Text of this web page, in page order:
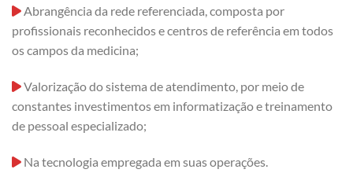
Abrangência da rede referenciada, composta por
profissionais reconhecidos e centros de referência em todos
os campos da medicina;
Valorização do sistema de atendimento, por meio de
constantes investimentos em informatização e treinamento
de pessoal especializado;
Na tecnologia empregada em suas operações.